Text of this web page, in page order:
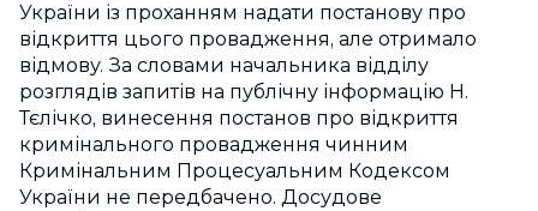
України із проханням надати постанову про
відкриття цього провадження, але отримало
відмову. За словами начальника відділу
розглядів запитів на публічну інформацію Н.
Тєлічко, винесення постанов про відкриття
кримінального провадження чинним
Кримінальним Процесуальним Кодексом
України не передбачено. Досудове